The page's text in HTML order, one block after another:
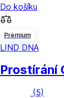
Do košíku
Premium
LIND DNA
Prostírání
(5)